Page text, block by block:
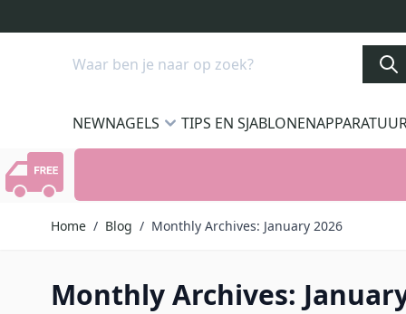
Search
NEWNAGELS TIPS EN SJABLONEN
Home / Blog / Monthly Archives: January 2026
Monthly Archives: